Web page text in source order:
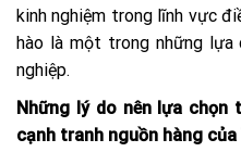
kinh nghiệm trong lĩnh vực
hào là một trong những lựa
nghiệp.
Những lý do nên lựa
cạnh tranh nguồn hàng của